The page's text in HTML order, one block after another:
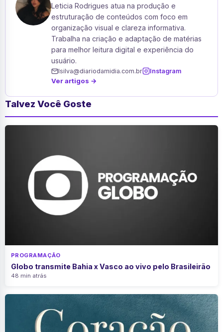
Leticia Rodrigues atua na produção e
estruturação de conteúdos com foco em
organização visual e clareza informativa.
Trabalha na criação e adaptação de matérias
para melhor leitura digital e experiência do
usuário.
lsilva@diariodamidia.com.br Instagram
Ver artigos →
Talvez Você Goste
PROGRAMAÇÃO
Globo transmite Bahia x Vasco ao vivo pelo Brasileirão
48 min atrás